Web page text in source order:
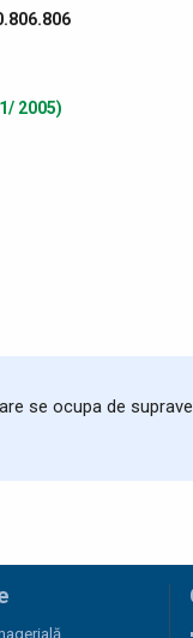
2005)
se ocupa de